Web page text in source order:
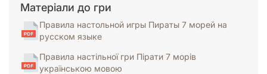
Матеріали до гри
Правила настольной игры Пираты 7 морей на
русском языке
Правила настільної гри Пірати 7 морів
українською мовою